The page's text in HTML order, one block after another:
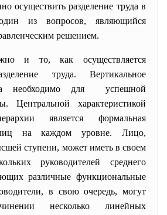
осуществить разделение труда в
из вопросов, являющийся
решением.
и то, как осуществляется
труда. Вертикальное
необходимо для успешной
Центральной характеристикой
является формальная
лиц на каждом уровне. Лицо,
ступени, может иметь в своем
руководителей среднего
различные функциональные
в свою очередь, могут
несколько линейных